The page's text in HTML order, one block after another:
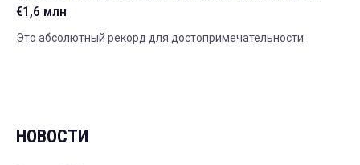
€1,6 млн
Это абсолютный рекорд для достопримечательности
НОВОСТИ